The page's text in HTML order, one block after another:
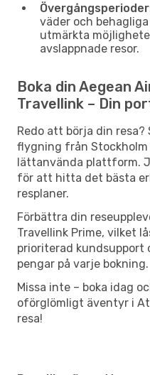
väder och
utmärkta
avslappnade resor.
Boka din Aegean
Travellink – Din
Redo att börja din resa?
flygning från
lättanvända plattform.
för att hitta det bästa
resplaner.
Förbättra din
Travellink Prime, vilket
prioriterad kundsupport
pengar på varje bokning.
Missa inte – boka idag
oförglömligt äventyr i
resa!